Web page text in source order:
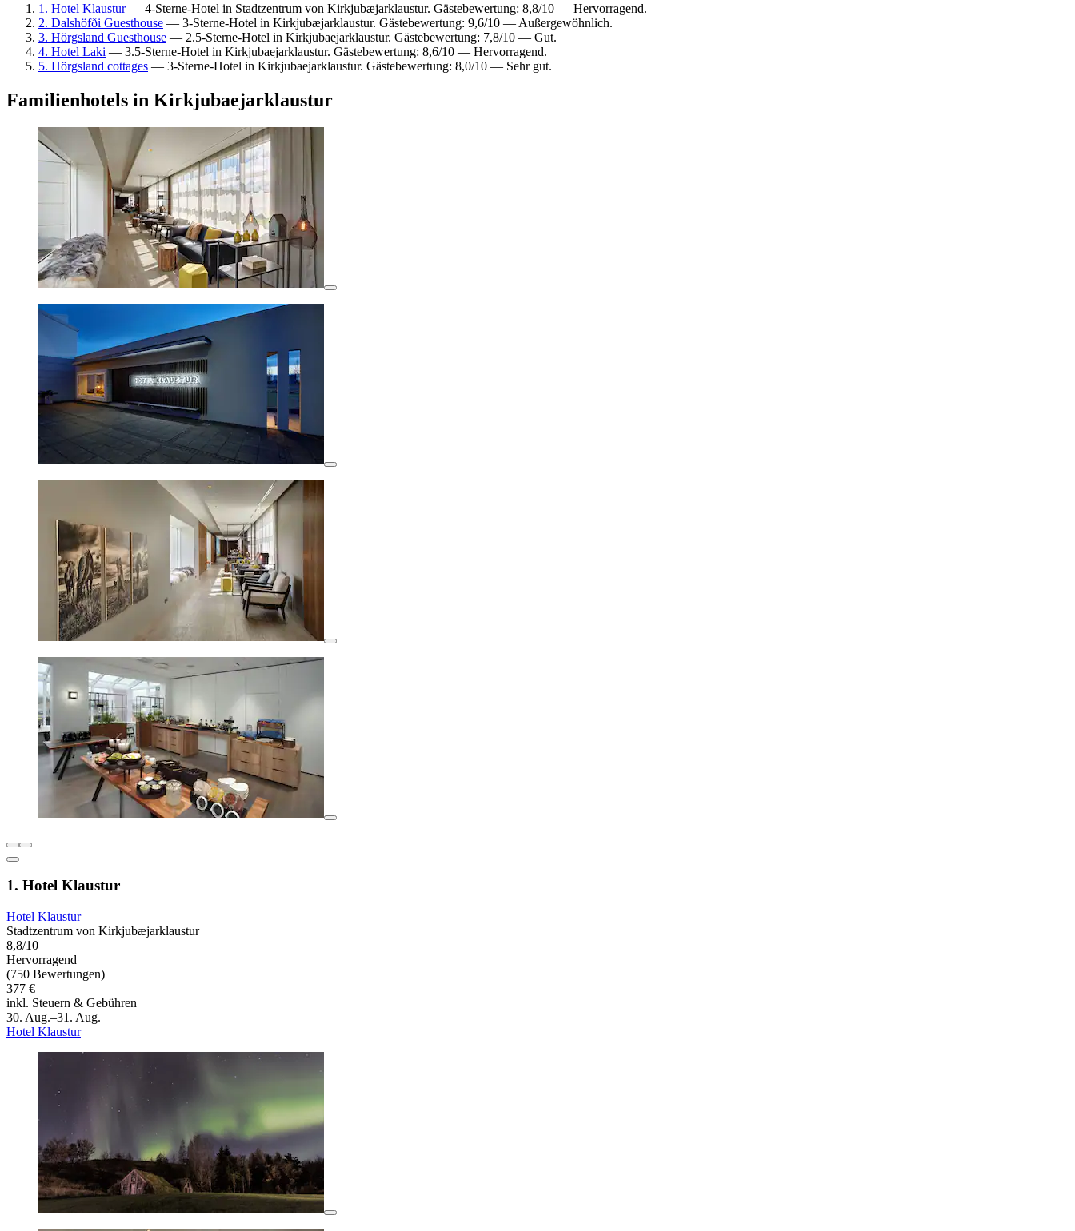
1. Hotel Klaustur— 4-Sterne-Hotel in Stadtzentrum von Kirkjubæjarklaustur. Gästebewertung: 8,8/10 — Hervorragend.
2. Dalshöfði Guesthouse — 3-Sterne-Hotel in Kirkjubæjarklaustur. Gästebewertung: 9,6/10 — Außergewöhnlich.
3. Hörgsland Guesthouse — 2.5-Sterne-Hotel in Kirkjubaejarklaustur. Gästebewertung: 7,8/10 — Gut.
4. Hotel Laki — 3.5-Sterne-Hotel in Kirkjubaejarklaustur. Gästebewertung: 8,6/10 — Hervorragend.
5. Hörgsland cottages — 3-Sterne-Hotel in Kirkjubaejarklaustur. Gästebewertung: 8,0/10 — Sehr gut.
Familienhotels in Kirkjubaejarklaustur
1. Hotel Klaustur
Hotel Klaustur
Stadtzentrum von Kirkjubæjarklaustur
8,8/10
Hervorragend
(750 Bewertungen)
377 €
inkl. Steuern & Gebühren
30. Aug.–31. Aug.
Hotel Klaustur